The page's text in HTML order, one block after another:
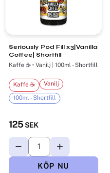
Seriously Pod Fill x3|Vanilla
Coffee| Shortfill
Kaffe ☕ • Vanilj | 100ml - Shortfill
125 SEK
Kaffe ☕ Vanilj
100ml - Shortfill